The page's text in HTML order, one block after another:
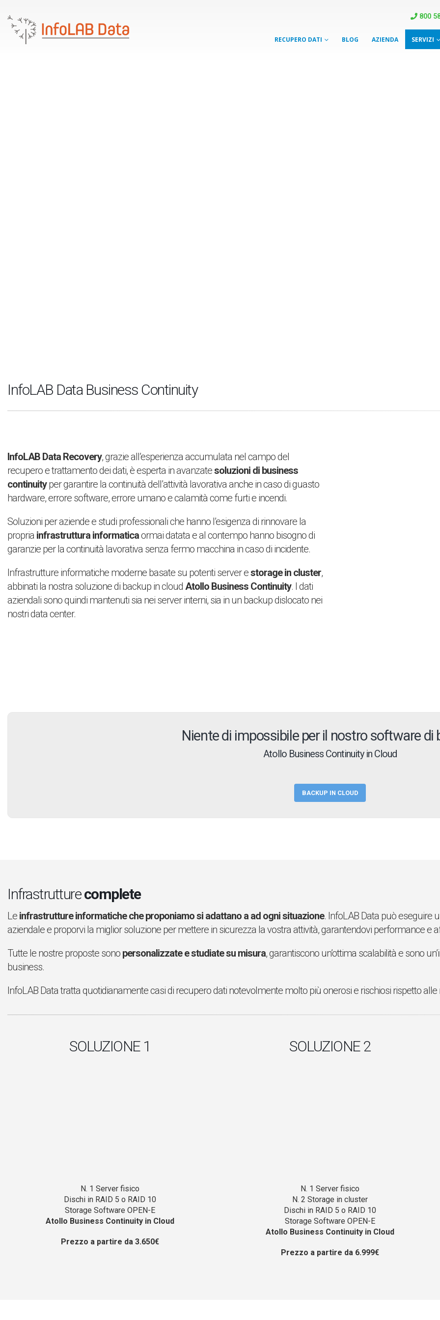
800
RECUPERO DATI BLOG AZIENDA SERVIZI
InfoLAB Data Business Continuity
InfoLAB Data Recovery, grazie all’esperienza accumulata nel campo del
recupero e trattamento dei dati, è esperta in avanzatesoluzioni di business
continuityper garantire la continuità dell’attività lavorativa anche in caso di guasto
hardware, errore software, errore umano e calamità come furti e incendi.
Soluzioni per aziende e studi professionali che hanno l’esigenza di rinnovare la
propria infrastruttura informaticaormai datata e al contempo hanno bisogno di
garanzie per la continuità lavorativa senza fermo macchina in caso di incidente.
Infrastrutture informatiche moderne basate su potenti server estorage in cluster,
abbinati la nostra soluzione di backup in cloud Atollo Business Continuity. I dati
aziendali sono quindi mantenuti sia nei server interni, sia in un backup dislocato nei
nostri data center.
Niente di impossibile per il nostro software di
Atollo Business Continuity in Cloud
BACKUP IN CLOUD
Infrastrutturecomplete
Le infrastrutture informatiche che proponiamo si adattano a ad ogni situazione. InfoLAB Data può eseguire
aziendale e proporvi la miglior soluzione per mettere in sicurezza la vostra attività, garantendovi performance e
Tutte le nostre proposte sono personalizzate e studiate su misura, garantiscono un’ottima scalabilità e sono
business.
InfoLAB Data tratta quotidianamente casi di recupero dati notevolmente molto più onerosi e rischiosi rispetto
SOLUZIONE 1
N. 1 Server fisico
Dischi in RAID 5 o RAID 10
Storage Software OPEN-E
Atollo Business Continuity in Cloud
Prezzo a partire da 3.650€
SOLUZIONE 2
N. 1 Server fisico
N. 2 Storage in cluster
Dischi in RAID 5 o RAID 10
Storage Software OPEN-E
Atollo Business Continuity in Cloud
Prezzo a partire da 6.999€